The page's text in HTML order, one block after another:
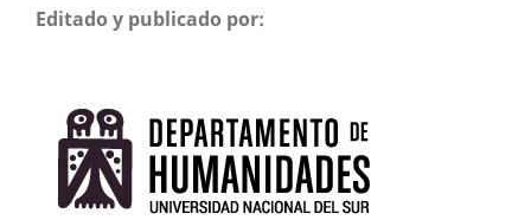
Editado y publicado por: